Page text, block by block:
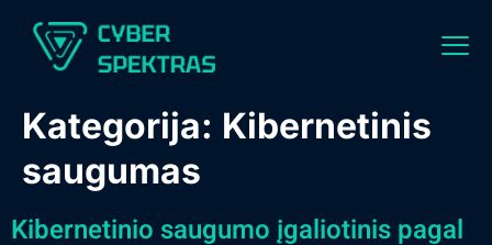
Kategorija: Kibernetinis
saugumas
Kibernetinio saugumo įgaliotinis pagal